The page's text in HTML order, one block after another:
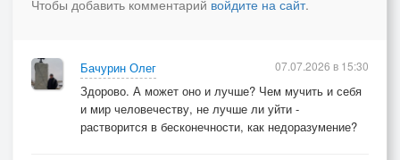
В этом пепле из снов, пространств и времён...
Разлетелись по кухне листы словарей,
Я шепчу: «Обнимай», я прошу: «Не жалей».
Даже если сорвутся с орбит якоря,
Чтобы добавить комментарий войдите на сайт.
Бачурин Олег
Здорово. А может оно и лучше? Чем мучить и себя
и мир человечеству, не лучше ли уйти -
растворится в бесконечности, как недоразумение?
07.07.2026 в 15:30